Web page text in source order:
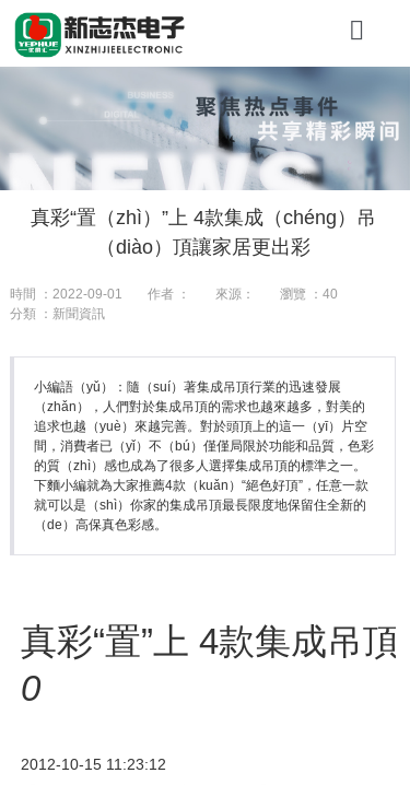
關於
產品
工程
真彩“置（zhì）”上 4款集成（chéng）吊
（diào）頂讓家居更出彩
時間 ：2022-09-01 作者 ： 來源： 瀏覽 ：40
分類 ：新聞資訊
小編語（yǔ）：隨（suí）著集成吊頂行業的迅速發展
（zhǎn），人們對於集成吊頂的需求也越來越多，對美的
追求也越（yuè）來越完善。對於頭頂上的這一（yī）片空
間，消費者已（yǐ）不（bú）僅僅局限於功能和品質，色彩
的質（zhì）感也成為了很多人選擇集成吊頂的標準之一。
下麵小編就為大家推薦4款（kuǎn）“絕色好頂”，任意一款
就可以是（shì）你家的集成吊頂最長限度地保留住全新的
（de）高保真色彩感。
真彩“置”上 4款集成吊
0
2012-10-15 11:23:12